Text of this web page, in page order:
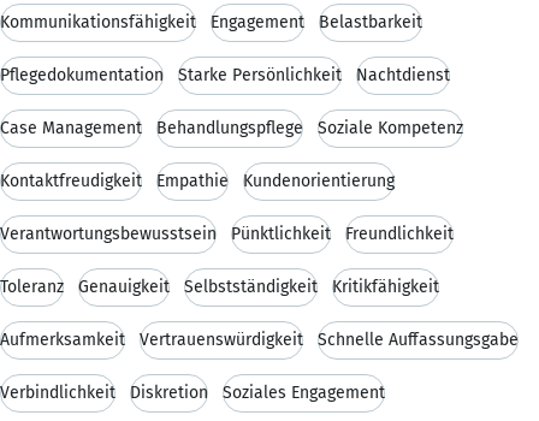
Kommunikationsfähigkeit Engagement Belastbarkeit
Pflegedokumentation Starke Persönlichkeit Nachtdienst
Case Management Behandlungspflege Soziale Kompetenz
Kontaktfreudigkeit Empathie Kundenorientierung
Verantwortungsbewusstsein Pünktlichkeit Freundlichkeit
Toleranz Genauigkeit Selbstständigkeit Kritikfähigkeit
Aufmerksamkeit Vertrauenswürdigkeit Schnelle Auffassungsgabe
Verbindlichkeit Diskretion Soziales Engagement